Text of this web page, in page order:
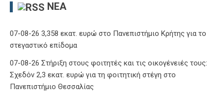
ΝΈΑ
07-08-26 3,358 εκατ. ευρώ στο Πανεπιστήμιο Κρήτης για το
στεγαστικό επίδομα
07-08-26 Στήριξη στους φοιτητές και τις οικογένειές τους:
Σχεδόν 2,3 εκατ. ευρώ για τη φοιτητική στέγη στο
Πανεπιστήμιο Θεσσαλίας